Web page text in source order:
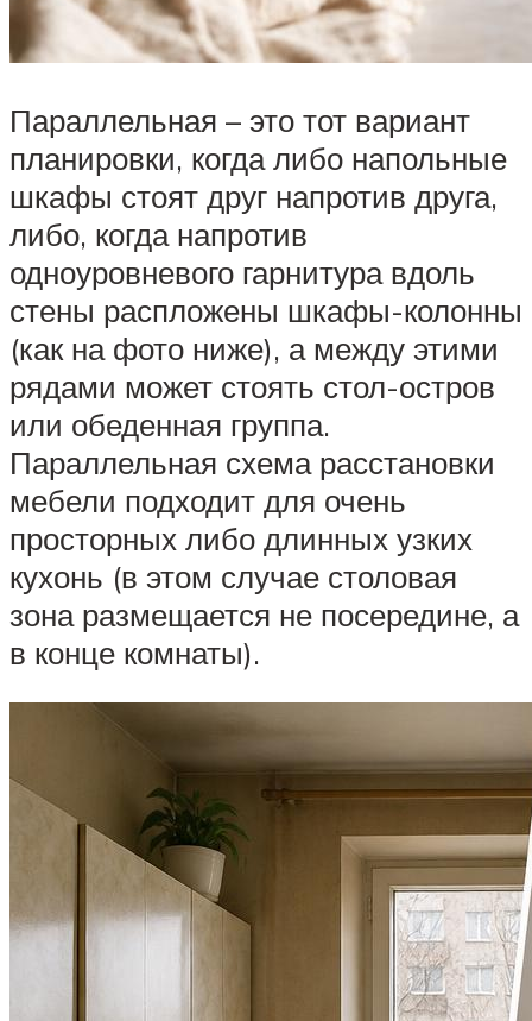
Параллельная – это тот вариант
планировки, когда либо напольные
шкафы стоят друг напротив друга,
либо, когда напротив
одноуровневого гарнитура вдоль
стены распложены шкафы-колонны
(как на фото ниже), а между этими
рядами может стоять стол-остров
или обеденная группа.
Параллельная схема расстановки
мебели подходит для очень
просторных либо длинных узких
кухонь (в этом случае столовая
зона размещается не посередине, а
в конце комнаты).